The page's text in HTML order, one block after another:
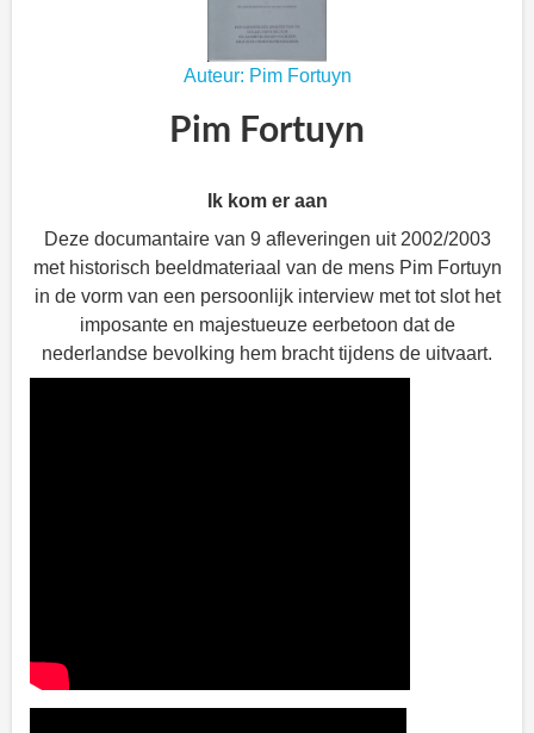
Auteur: Pim Fortuyn
Pim Fortuyn
Ik kom er aan
Deze documantaire van 9 afleveringen uit 2002/2003
met historisch beeldmateriaal van de mens Pim Fortuyn
in de vorm van een persoonlijk interview met tot slot het
imposante en majestueuze eerbetoon dat de
nederlandse bevolking hem bracht tijdens de uitvaart.